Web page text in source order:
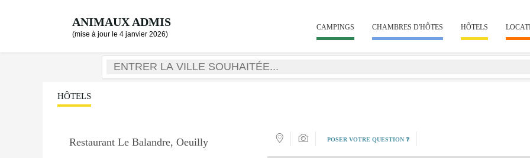
ANIMAUX ADMIS
(mise à jour le 4 janvier 2026)
CAMPINGS CHAMBRES D'HÔTES HÔTELS
HÔTELS
Restaurant Le Balandre, Oeuilly POSER VOTRE QUESTION ❓